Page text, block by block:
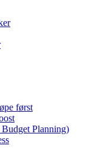
først
Planning)